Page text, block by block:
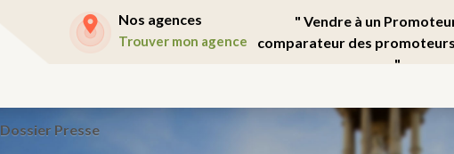
Nos agences
Trouver mon agence
" Vendre à un
comparateur des
"
Dossier Presse